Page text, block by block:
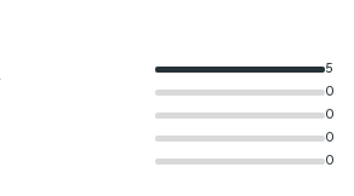
0
0
0
0
5